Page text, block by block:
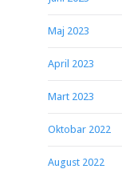
Maj 2023
April 2023
Mart 2023
Oktobar 2022
August 2022